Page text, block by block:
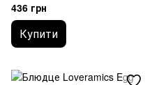
436 грн
Купити